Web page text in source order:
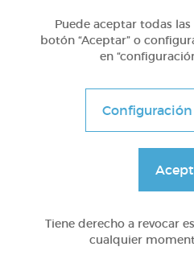
1º Primaria
Educación
Puede aceptar todas
botón “Aceptar” o
en
Tiene derecho a revocar
cualquier